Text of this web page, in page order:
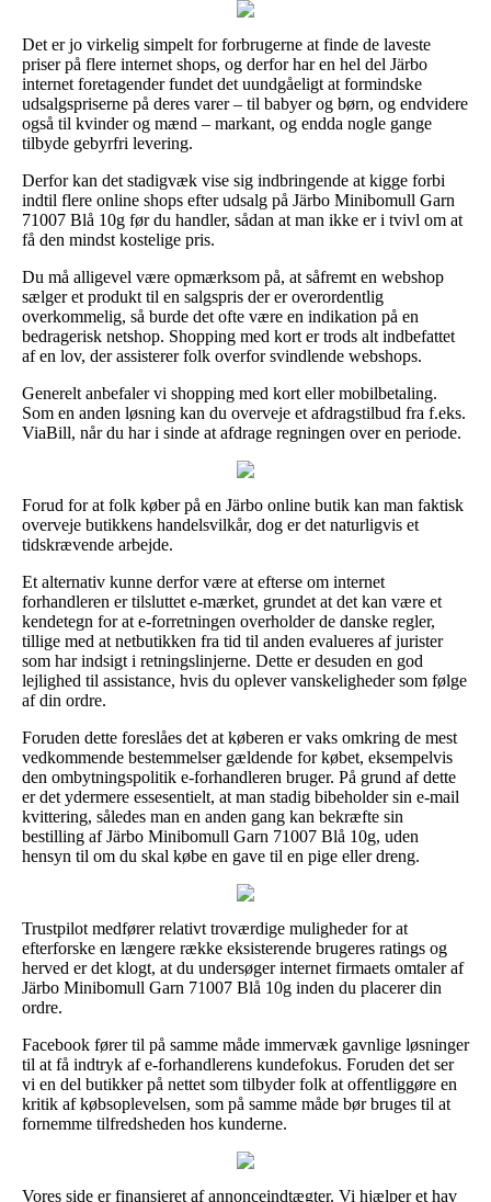
Det er jo virkelig simpelt for forbrugerne at finde de laveste
priser på flere internet shops, og derfor har en hel del Järbo
internet foretagender fundet det uundgåeligt at formindske
udsalgspriserne på deres varer – til babyer og børn, og endvidere
også til kvinder og mænd – markant, og endda nogle gange
tilbyde gebyrfri levering.
Derfor kan det stadigvæk vise sig indbringende at kigge forbi
indtil flere online shops efter udsalg på Järbo Minibomull Garn
71007 Blå 10g før du handler, sådan at man ikke er i tvivl om at
få den mindst kostelige pris.
Du må alligevel være opmærksom på, at såfremt en webshop
sælger et produkt til en salgspris der er overordentlig
overkommelig, så burde det ofte være en indikation på en
bedragerisk netshop. Shopping med kort er trods alt indbefattet
af en lov, der assisterer folk overfor svindlende webshops.
Generelt anbefaler vi shopping med kort eller mobilbetaling.
Som en anden løsning kan du overveje et afdragstilbud fra f.eks.
ViaBill, når du har i sinde at afdrage regningen over en periode.
Forud for at folk køber på en Järbo online butik kan man faktisk
overveje butikkens handelsvilkår, dog er det naturligvis et
tidskrævende arbejde.
Et alternativ kunne derfor være at efterse om internet
forhandleren er tilsluttet e-mærket, grundet at det kan være et
kendetegn for at e-forretningen overholder de danske regler,
tillige med at netbutikken fra tid til anden evalueres af jurister
som har indsigt i retningslinjerne. Dette er desuden en god
lejlighed til assistance, hvis du oplever vanskeligheder som følge
af din ordre.
Foruden dette foreslåes det at køberen er vaks omkring de mest
vedkommende bestemmelser gældende for købet, eksempelvis
den ombytningspolitik e-forhandleren bruger. På grund af dette
er det ydermere essesentielt, at man stadig bibeholder sin e-mail
kvittering, således man en anden gang kan bekræfte sin
bestilling af Järbo Minibomull Garn 71007 Blå 10g, uden
hensyn til om du skal købe en gave til en pige eller dreng.
Trustpilot medfører relativt troværdige muligheder for at
efterforske en længere række eksisterende brugeres ratings og
herved er det klogt, at du undersøger internet firmaets omtaler af
Järbo Minibomull Garn 71007 Blå 10g inden du placerer din
ordre.
Facebook fører til på samme måde immervæk gavnlige løsninger
til at få indtryk af e-forhandlerens kundefokus. Foruden det ser
vi en del butikker på nettet som tilbyder folk at offentliggøre en
kritik af købsoplevelsen, som på samme måde bør bruges til at
fornemme tilfredsheden hos kunderne.
Vores side er finansieret af annonceindtægter. Vi hjælper et hav